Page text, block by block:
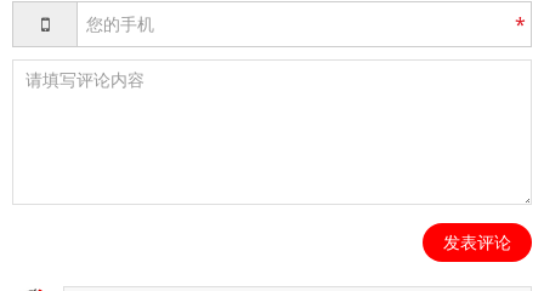
*
发表评论